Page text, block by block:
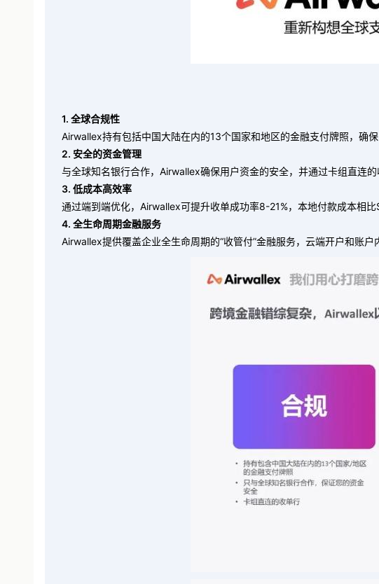
1. 全球合规性
Airwallex持有包括中国大陆在内的13个国家和地区的金融支付牌照，确保
2. 安全的资金管理
与全球知名银行合作，Airwallex确保用户资金的安全，并通过卡组直连的
3. 低成本高效率
通过端到端优化，Airwallex可提升收单成功率8-21%，本地付款成本相比
4. 全生命周期金融服务
Airwallex提供覆盖企业全生命周期的“收管付”金融服务，云端开户和账户